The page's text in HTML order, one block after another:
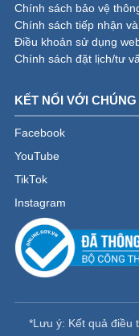
Chính sách bảo vệ
Chính sách tiếp nhận
Điều khoản sử dụng
Chính sách đặt lịch/tư
KẾT NỐI VỚI CHÚNG
Facebook
YouTube
TikTok
Instagram
*Lưu ý: Kết quả điều